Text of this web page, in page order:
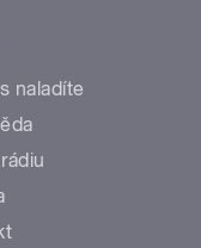
naladíte